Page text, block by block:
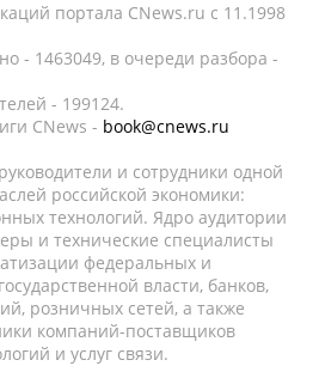
портала CNews.ru c 11.1998
- 1463049, в очереди разбора -
- 199124.
CNews - book@cnews.ru
и сотрудники одной
российской экономики:
технологий. Ядро аудитории
и технические специалисты
федеральных и
власти, банков,
розничных сетей, а также
компаний-поставщиков
и услуг связи.